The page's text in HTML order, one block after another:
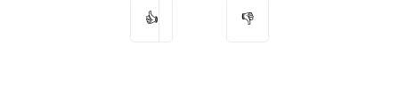
👍 👎